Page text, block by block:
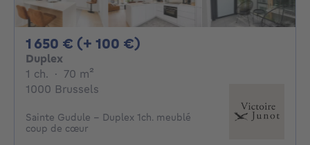
1 650 € (+ 100 €)
Duplex
1 ch. 1 chambre
· 70 m²
1000 Brussels
Sainte Gudule - Duplex 1ch. meublé
coup de cœur